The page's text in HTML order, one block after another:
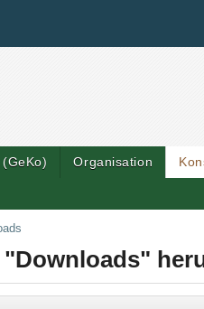
Organisation
"Downloads"